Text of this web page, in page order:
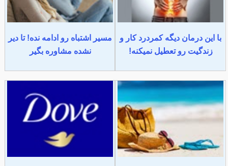
با این درمان دیگه کمردرد کار و
زندگیت رو تعطیل نمیکنه!
مسیر اشتباه رو ادامه نده! تا دیر
نشده مشاوره بگیر